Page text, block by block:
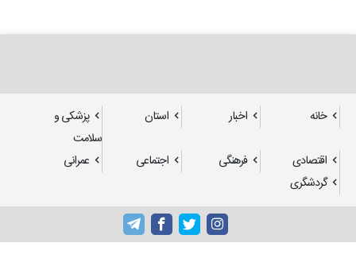
خانه اخبار استان
پزشکی و
سلامت
اقتصادی
فرهنگی اجتماعی
عمرانی
گردشگری